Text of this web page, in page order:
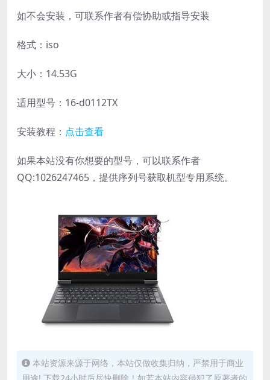
如不会安装，可联系作者有偿协助或指导安装
格式：iso
大小：14.53G
适用型号：16-d0112TX
安装教程： 点击查看
如果本站没有你想要的型号，可以联系作者
QQ:1026247465，提供序列号获取机型专用系统。
本站资源来源于网络，本站仅做收集归纳，严禁用于商业